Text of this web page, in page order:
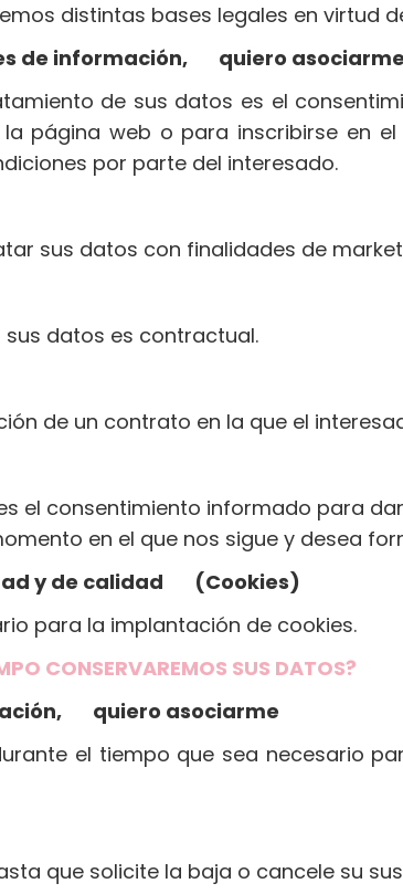
distintas bases legales en virtud
de información, quiero
de sus datos es el
página web o para inscribirse en
por parte del interesado.
sus datos con finalidades de
datos es contractual.
de un contrato en la que el
el consentimiento informado para
en el que nos sigue y desea
y de calidad (Cookies)
para la implantación de cookies.
CONSERVAREMOS SUS DATOS?
quiero asociarme
el tiempo que sea necesario
que solicite la baja o cancele su